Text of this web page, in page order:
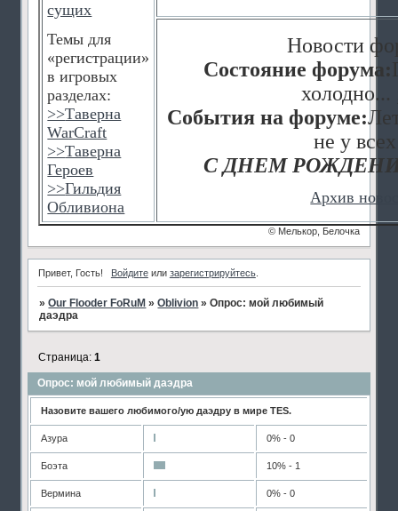
сущих
Темы для
«регистрации»
в игровых
разделах:
>>Таверна
WarCraft
>>Таверна
Героев
>>Гильдия
Обливиона
Новости
Состояние форума:
События на форуме:
не у
С ДНЕМ
Архив
© Мелькор, Белочка
Привет, Гость! Войдитеили зарегистрируйтесь.
»Our Flooder FoRuM »Oblivion »Опрос: мой любимый
даэдра
Опрос: мой любимый даэдра
Страница:1
Назовите вашего любимого/ую даэдру в мире TES.
Азура 0% - 0
Боэта 10% - 1
Вермина 0% - 0